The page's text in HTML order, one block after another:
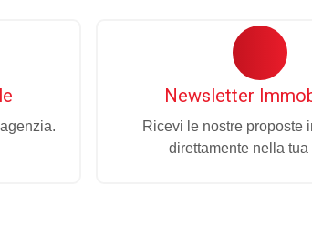
Newsletter
Ricevi le nostre proposte
direttamente nella tua